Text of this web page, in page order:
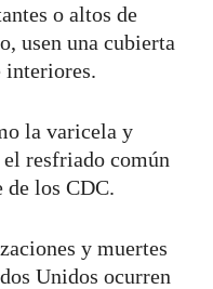
o altos de
usen una cubierta
interiores.
la varicela y
resfriado común
de los CDC.
y muertes
Unidos ocurren